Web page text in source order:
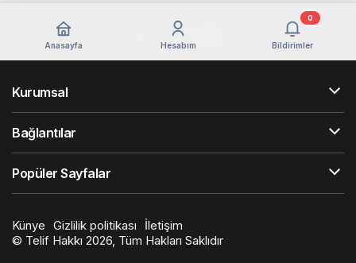
Anasayfa Hesabım Bildirimler
0
Kurumsal
Bağlantılar
Popüler Sayfalar
Künye Gizlilik politikası
İletişim
© Telif Hakkı 2026, Tüm Hakları Saklıdır